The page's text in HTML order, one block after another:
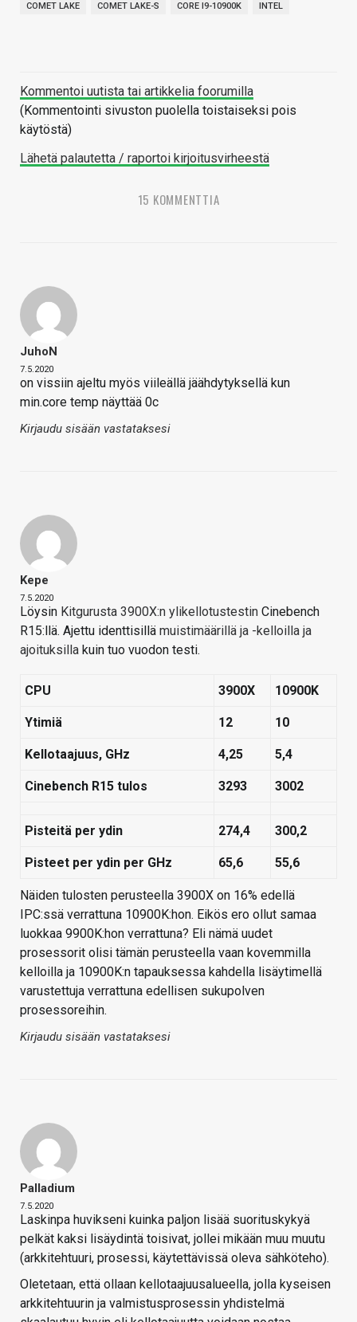
COMET LAKE COMET LAKE-S CORE I9-10900K INTEL
Kommentoi uutista tai artikkelia foorumilla
(Kommentointi sivuston puolella toistaiseksi pois
käytöstä)
Lähetä palautetta / raportoi kirjoitusvirheestä
15 KOMMENTTIA
JuhoN
7.5.2020
on vissiin ajeltu myös viileällä jäähdytyksellä kun
min.core temp näyttää 0c
Kirjaudu sisään vastataksesi
Kepe
7.5.2020
Löysin Kitgurusta 3900X:n ylikellotustestin Cinebench
R15:llä. Ajettu identtisillä muistimäärillä ja -kelloilla ja
ajoituksilla kuin tuo vuodon testi.
CPU 3900X 10900K
Ytimiä 12 10
Kellotaajuus, GHz 4,25 5,4
Cinebench R15 tulos 3293 3002
Pisteitä per ydin 274,4 300,2
Pisteet per ydin per GHz 65,6 55,6
Näiden tulosten perusteella 3900X on 16% edellä
IPC:ssä verrattuna 10900K:hon. Eikös ero ollut samaa
luokkaa 9900K:hon verrattuna? Eli nämä uudet
prosessorit olisi tämän perusteella vaan kovemmilla
kelloilla ja 10900K:n tapauksessa kahdella lisäytimellä
varustettuja verrattuna edellisen sukupolven
prosessoreihin.
Kirjaudu sisään vastataksesi
Palladium
7.5.2020
Laskinpa huvikseni kuinka paljon lisää suorituskykyä
pelkät kaksi lisäydintä toisivat, jollei mikään muu muutu
(arkkitehtuuri, prosessi, käytettävissä oleva sähköteho).
Oletetaan, että ollaan kellotaajuusalueella, jolla kyseisen
arkkitehtuurin ja valmistusprosessin yhdistelmä